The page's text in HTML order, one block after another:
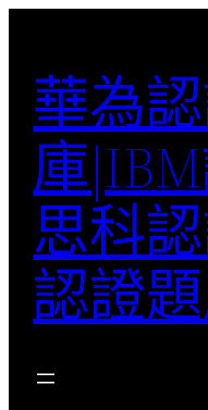
華為
庫
思科
認證